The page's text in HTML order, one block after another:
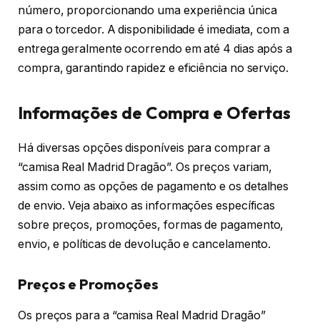
número, proporcionando uma experiência única
para o torcedor. A disponibilidade é imediata, com a
entrega geralmente ocorrendo em até 4 dias após a
compra, garantindo rapidez e eficiência no serviço.
Informações de Compra e Ofertas
Há diversas opções disponíveis para comprar a
“camisa Real Madrid Dragão”. Os preços variam,
assim como as opções de pagamento e os detalhes
de envio. Veja abaixo as informações específicas
sobre preços, promoções, formas de pagamento,
envio, e políticas de devolução e cancelamento.
Preços e Promoções
Os preços para a “camisa Real Madrid Dragão”